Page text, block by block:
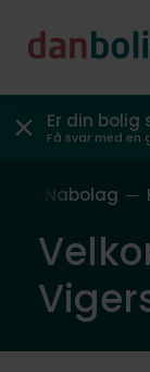
Er din
Få svar med en
Nabolag